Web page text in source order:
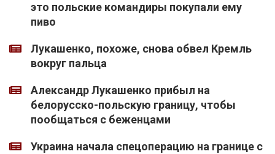
это польские командиры покупали ему
пиво
Лукашенко, похоже, снова обвел Кремль
вокруг пальца
Александр Лукашенко прибыл на
белорусско-польскую границу, чтобы
пообщаться с беженцами
Украина начала спецоперацию на границе с